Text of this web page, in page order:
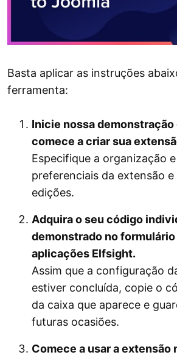
Basta aplicar as instruções
ferramenta:
Inicie nossa demonstração
comece a criar sua
Especifique a organização
preferenciais da extensão
edições.
Adquira o seu código
demonstrado no
aplicações Elfsight.
Assim que a configuração
estiver concluída, copie o
da caixa que aparece e
futuras ocasiões.
Comece a usar a extensão